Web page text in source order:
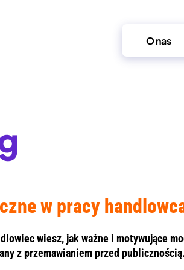
O nas
w pracy
wiesz, jak ważne i motywujące
z przemawianiem przed